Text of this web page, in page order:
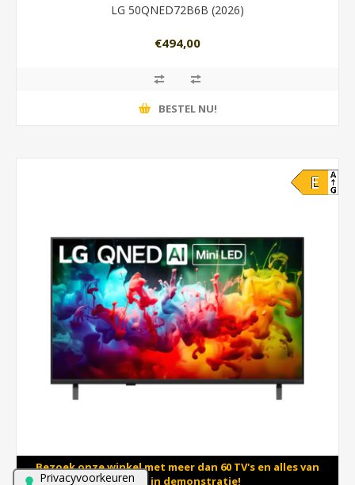
LG 50QNED72B6B (2026)
€494,00
BESTEL NU!
Bezoek onze winkel met meer dan 60 TV's en alles van
Sonos in demonstratie!